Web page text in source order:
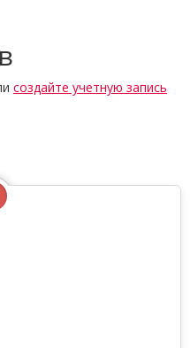
создайте учетную запись